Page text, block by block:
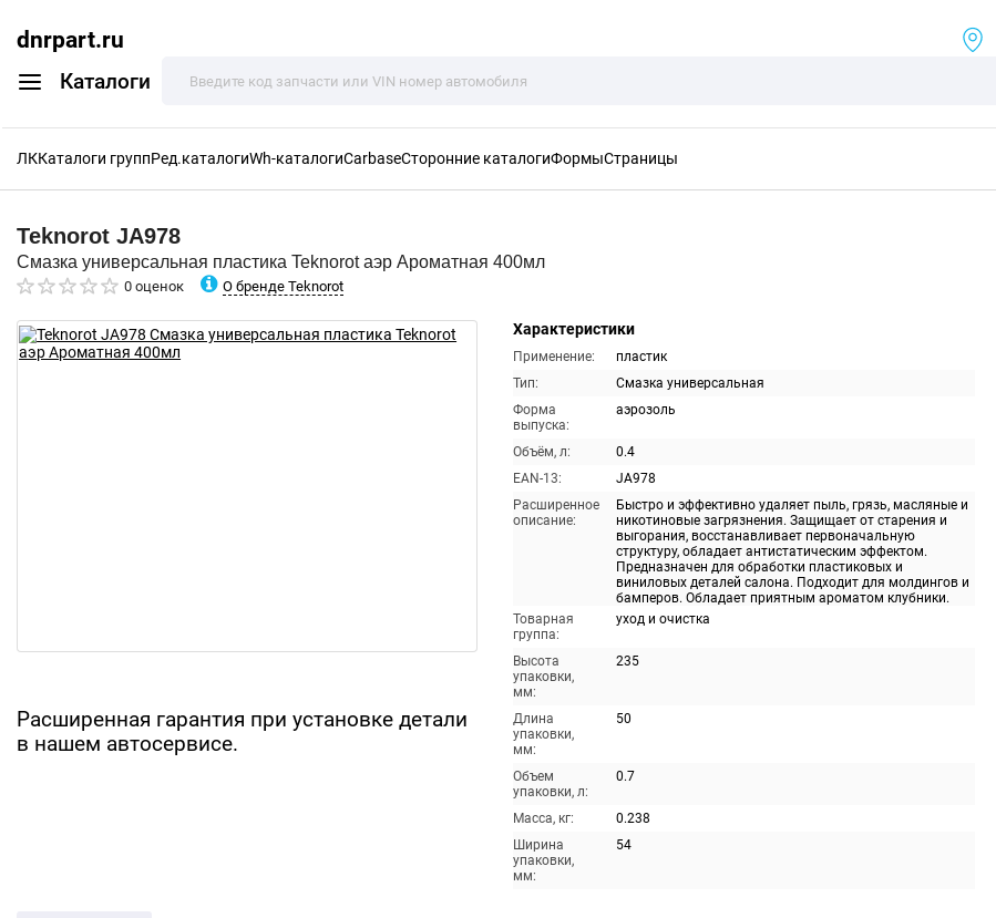
dnrpart.ru
Каталоги
ЛККаталоги группРед.каталогиWh-каталогиCarbaseСторонние каталогиФормыСтраницы
Teknorot JA978
Смазка универсальная пластика Teknorot аэр Ароматная 400мл
0 оценок О бренде Teknorot
Расширенная гарантия при установке детали
в нашем автосервисе.
Характеристики
Применение:
пластик
Тип:
Смазка универсальная
Форма
выпуска:
аэрозоль
Объём, л:
0.4
EAN-13:
JA978
Расширенное
описание:
Быстро и эффективно удаляет пыль, грязь, масляные и
никотиновые загрязнения. Защищает от старения и
выгорания, восстанавливает первоначальную
структуру, обладает антистатическим эффектом.
Предназначен для обработки пластиковых и
виниловых деталей салона. Подходит для молдингов и
бамперов. Обладает приятным ароматом клубники.
Товарная
группа:
уход и очистка
Высота
упаковки,
мм:
235
Длина
упаковки,
мм:
50
Объем
упаковки, л:
0.7
Масса, кг:
0.238
Ширина
упаковки,
мм:
54